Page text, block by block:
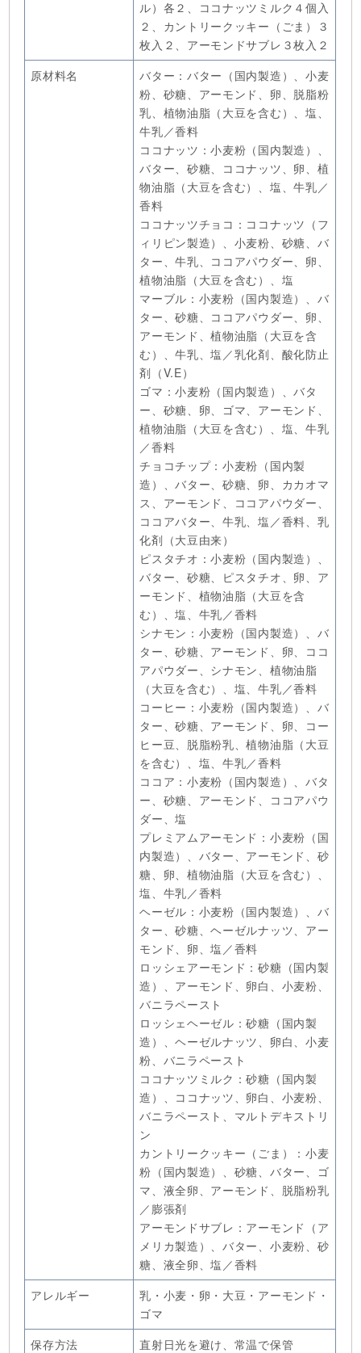
ル）各２、ココナッツミルク４個入
２、カントリークッキー（ごま）３
枚入２、アーモンドサブレ３枚入２
原材料名
バター：バター（国内製造）、小麦
粉、砂糖、アーモンド、卵、脱脂粉
乳、植物油脂（大豆を含む）、塩、
牛乳／香料
ココナッツ：小麦粉（国内製造）、
バター、砂糖、ココナッツ、卵、植
物油脂（大豆を含む）、塩、牛乳／
香料
ココナッツチョコ：ココナッツ（フ
ィリピン製造）、小麦粉、砂糖、バ
ター、牛乳、ココアパウダー、卵、
植物油脂（大豆を含む）、塩
マーブル：小麦粉（国内製造）、バ
ター、砂糖、ココアパウダー、卵、
アーモンド、植物油脂（大豆を含
む）、牛乳、塩／乳化剤、酸化防止
剤（V.E）
ゴマ：小麦粉（国内製造）、バタ
ー、砂糖、卵、ゴマ、アーモンド、
植物油脂（大豆を含む）、塩、牛乳
／香料
チョコチップ：小麦粉（国内製
造）、バター、砂糖、卵、カカオマ
ス、アーモンド、ココアパウダー、
ココアバター、牛乳、塩／香料、乳
化剤（大豆由来）
ピスタチオ：小麦粉（国内製造）、
バター、砂糖、ピスタチオ、卵、ア
ーモンド、植物油脂（大豆を含
む）、塩、牛乳／香料
シナモン：小麦粉（国内製造）、バ
ター、砂糖、アーモンド、卵、ココ
アパウダー、シナモン、植物油脂
（大豆を含む）、塩、牛乳／香料
コーヒー：小麦粉（国内製造）、バ
ター、砂糖、アーモンド、卵、コー
ヒー豆、脱脂粉乳、植物油脂（大豆
を含む）、塩、牛乳／香料
ココア：小麦粉（国内製造）、バタ
ー、砂糖、アーモンド、ココアパウ
ダー、塩
プレミアムアーモンド：小麦粉（国
内製造）、バター、アーモンド、砂
糖、卵、植物油脂（大豆を含む）、
塩、牛乳／香料
ヘーゼル：小麦粉（国内製造）、バ
ター、砂糖、ヘーゼルナッツ、アー
モンド、卵、塩／香料
ロッシェアーモンド：砂糖（国内製
造）、アーモンド、卵白、小麦粉、
バニラペースト
ロッシェヘーゼル：砂糖（国内製
造）、ヘーゼルナッツ、卵白、小麦
粉、バニラペースト
ココナッツミルク：砂糖（国内製
造）、ココナッツ、卵白、小麦粉、
バニラペースト、マルトデキストリ
ン
カントリークッキー（ごま）：小麦
粉（国内製造）、砂糖、バター、ゴ
マ、液全卵、アーモンド、脱脂粉乳
／膨張剤
アーモンドサブレ：アーモンド（ア
メリカ製造）、バター、小麦粉、砂
糖、液全卵、塩／香料
アレルギー
乳・小麦・卵・大豆・アーモンド・
ゴマ
保存方法
直射日光を避け、常温で保管